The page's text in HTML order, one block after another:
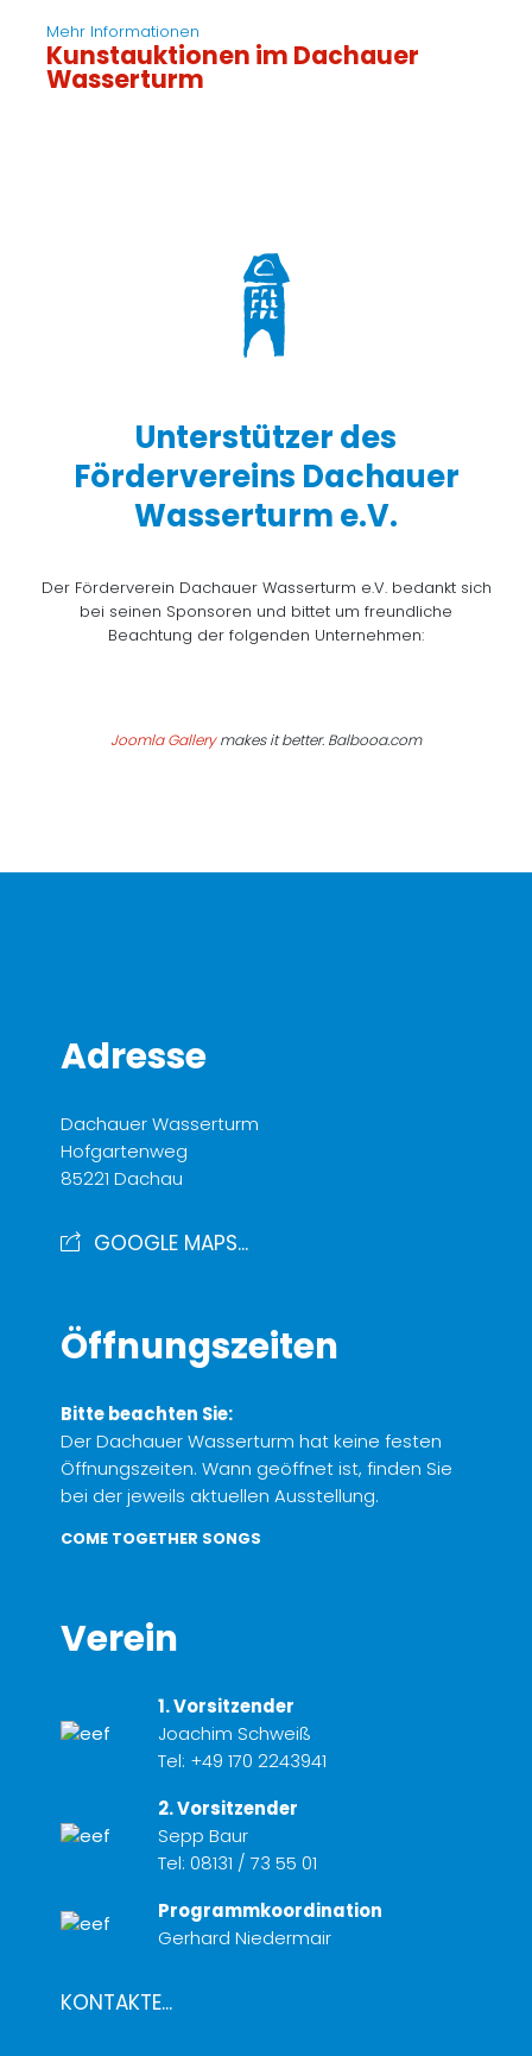
Mehr Informationen
Kunstauktionen im Dachauer
Wasserturm
Unterstützer des
Fördervereins Dachauer
Wasserturm e.V.
Der Förderverein Dachauer Wasserturm e.V. bedankt sich
bei seinen Sponsoren und bittet um freundliche
Beachtung der folgenden Unternehmen:
Joomla Gallerymakes it better. Balbooa.com
Adresse
Dachauer Wasserturm
Hofgartenweg
85221 Dachau
GOOGLE MAPS...
Öffnungszeiten
Bitte beachten Sie:
Der Dachauer Wasserturm hat keine festen
Öffnungszeiten. Wann geöffnet ist, finden Sie
bei der jeweils aktuellen Ausstellung.
COME TOGETHER SONGS
Verein
1. Vorsitzender
Joachim Schweiß
Tel: +49 170 2243941
2. Vorsitzender
Sepp Baur
Tel: 08131 / 73 55 01
Programmkoordination
Gerhard Niedermair
KONTAKTE...